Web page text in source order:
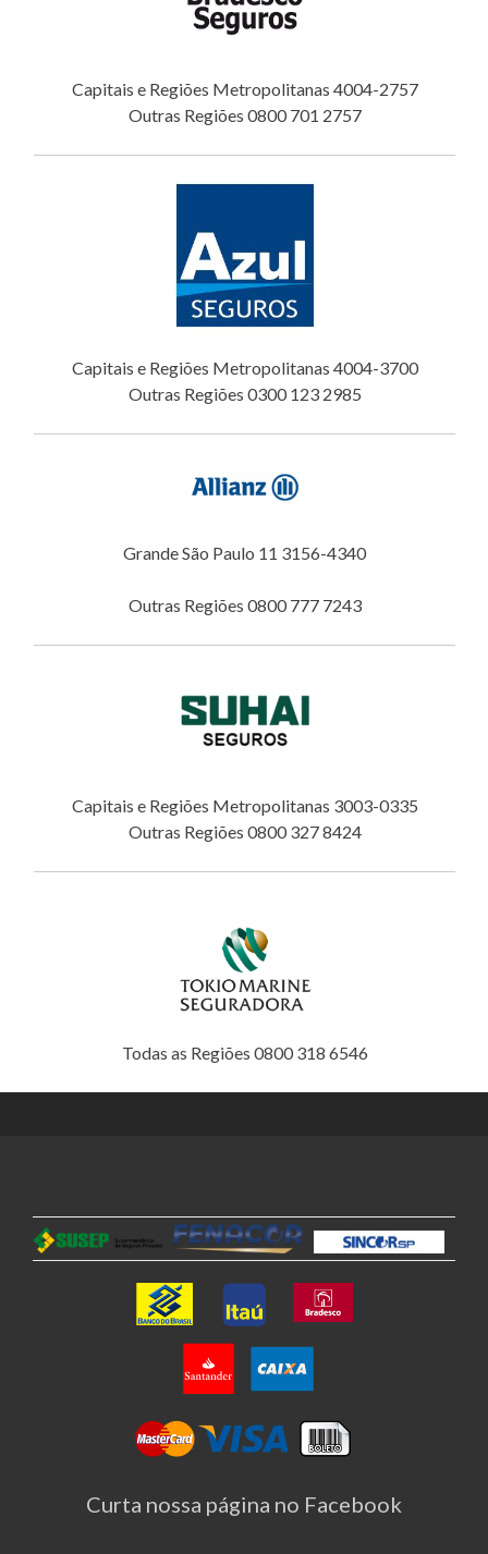
Capitais e Regiões Metropolitanas 4004-2757
Outras Regiões 0800 701 2757
Capitais e Regiões Metropolitanas 4004-3700
Outras Regiões 0300 123 2985
Grande São Paulo 11 3156-4340
Outras Regiões 0800 777 7243
Capitais e Regiões Metropolitanas 3003-0335
Outras Regiões 0800 327 8424
Todas as Regiões 0800 318 6546
Curta nossa página no Facebook